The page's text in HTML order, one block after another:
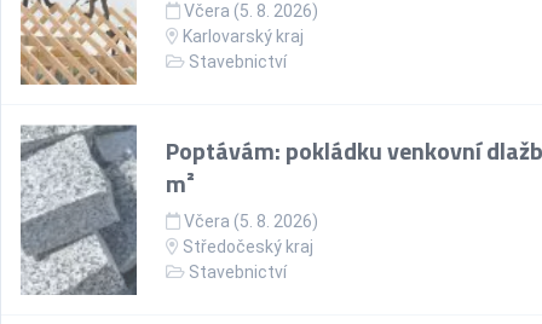
Včera (5. 8. 2026)
Karlovarský kraj
Stavebnictví
Poptávám: pokládku venkovní
m²
Včera (5. 8. 2026)
Středočeský kraj
Stavebnictví